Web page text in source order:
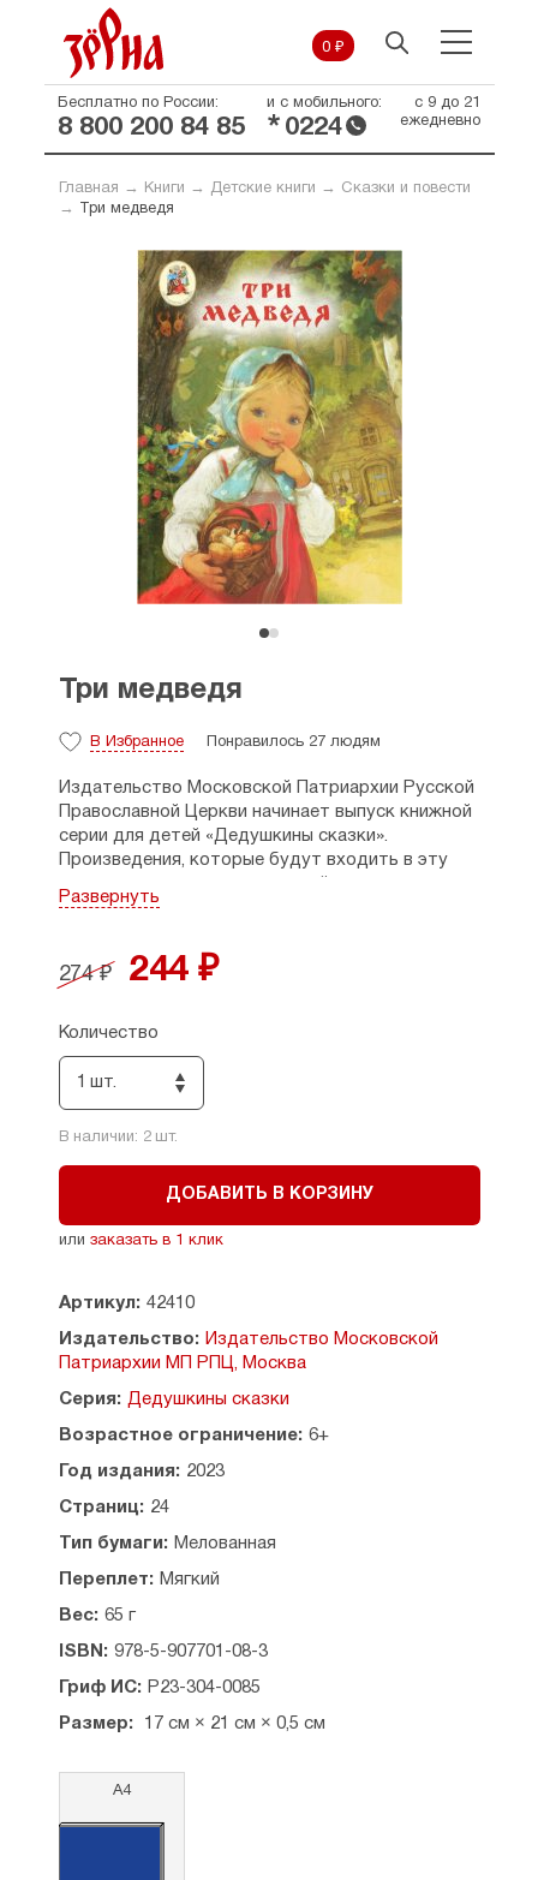
0 ₽
Бесплатно по России:
8 800 200 84 85
и с мобильного:
* 0224
с 9 до 21
ежедневно
Главная → Книги → Детские книги →
Сказки и повести
→
Три медведя
Три медведя
В Избранное Понравилось 27 людям
Издательство Московской Патриархии Русской
Православной Церкви начинает выпуск книжной
серии для детей «Дедушкины сказки».
Произведения, которые будут входить в эту
добру и справедливости, самим своим сюжетом
поступать в той или иной ситуации. Серия
открывается народной сказкой «Три медведя»,
советом Русской Православной Церкви.
Развернуть
274 ₽ 244 ₽
Количество
1 шт.
В наличии: 2шт.
ДОБАВИТЬ В КОРЗИНУ
или заказать в 1 клик
Артикул: 42410
Издательство: Издательство Московской
Патриархии МП РПЦ, Москва
Серия: Дедушкины сказки
Возрастное ограничение: 6+
Год издания: 2023
Страниц: 24
Тип бумаги: Мелованная
Переплет: Мягкий
Вес: 65 г
ISBN: 978-5-907701-08-3
Гриф ИС: Р23-304-0085
Размер: 17 см × 21 см × 0,5 см
А4